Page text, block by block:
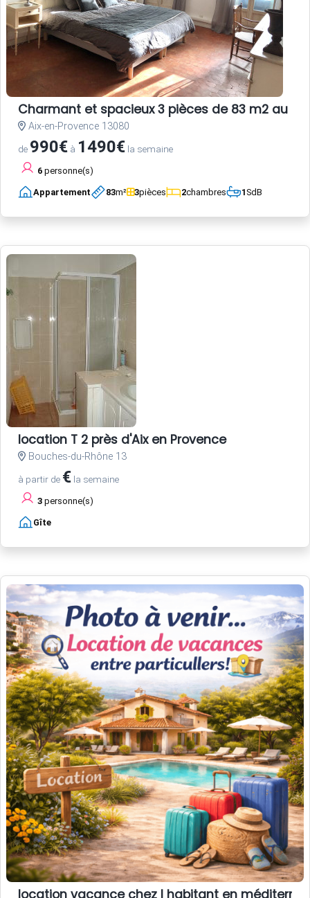
Charmant et spacieux 3 pièces de 83 m2 au
Aix-en-Provence 13080
de 990€ à 1490€ la semaine
6 personne(s)
Appartement 83m² 3pièces 2chambres 1SdB
location T 2 près d'Aix en Provence
Bouches-du-Rhône 13
à partir de € la semaine
3 personne(s)
Gîte